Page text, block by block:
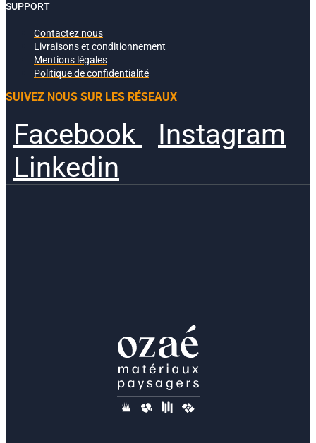
SUPPORT
Contactez nous
Livraisons et conditionnement
Mentions légales
Politique de confidentialité
SUIVEZ NOUS SUR LES RÉSEAUX
Facebook
Instagram
Linkedin